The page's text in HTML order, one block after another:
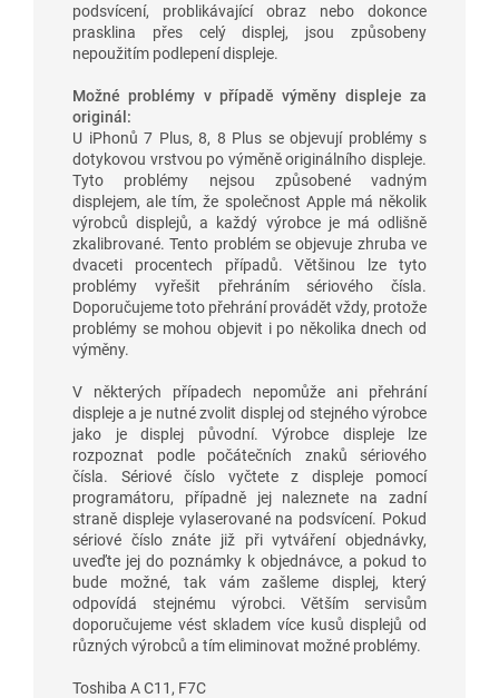
podsvícení, problikávající obraz nebo dokonce
prasklina přes celý displej, jsou způsobeny
nepoužitím podlepení displeje.
Možné problémy v případě výměny displeje za
originál:
U iPhonů 7 Plus, 8, 8 Plus se objevují problémy s
dotykovou vrstvou po výměně originálního displeje.
Tyto problémy nejsou způsobené vadným
displejem, ale tím, že společnost Apple má několik
výrobců displejů, a každý výrobce je má odlišně
zkalibrované. Tento problém se objevuje zhruba ve
dvaceti procentech případů. Většinou lze tyto
problémy vyřešit přehráním sériového čísla.
Doporučujeme toto přehrání provádět vždy, protože
problémy se mohou objevit i po několika dnech od
výměny.
V některých případech nepomůže ani přehrání
displeje a je nutné zvolit displej od stejného výrobce
jako je displej původní. Výrobce displeje lze
rozpoznat podle počátečních znaků sériového
čísla. Sériové číslo vyčtete z displeje pomocí
programátoru, případně jej naleznete na zadní
straně displeje vylaserované na podsvícení. Pokud
sériové číslo znáte již při vytváření objednávky,
uveďte jej do poznámky k objednávce, a pokud to
bude možné, tak vám zašleme displej, který
odpovídá stejnému výrobci. Větším servisům
doporučujeme vést skladem více kusů displejů od
různých výrobců a tím eliminovat možné problémy.
Toshiba A C11, F7C